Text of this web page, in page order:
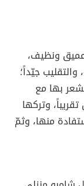
ونظيف،
جيّداً؛
بها مع
وتركها
منها، وثمّ